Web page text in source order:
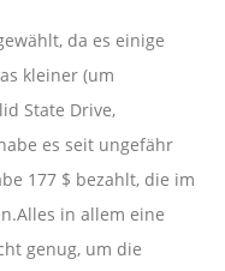
da es einige
kleiner (um
State Drive,
es seit ungefähr
177 $ bezahlt, die im
in allem eine
genug, um die